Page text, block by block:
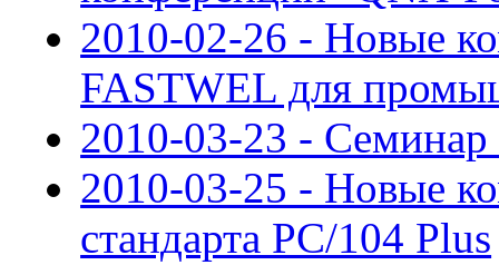
2010-02-26 - Новые
FASTWEL для
2010-03-23 -
2010-03-25 - Новые
стандарта PC/104 Plus